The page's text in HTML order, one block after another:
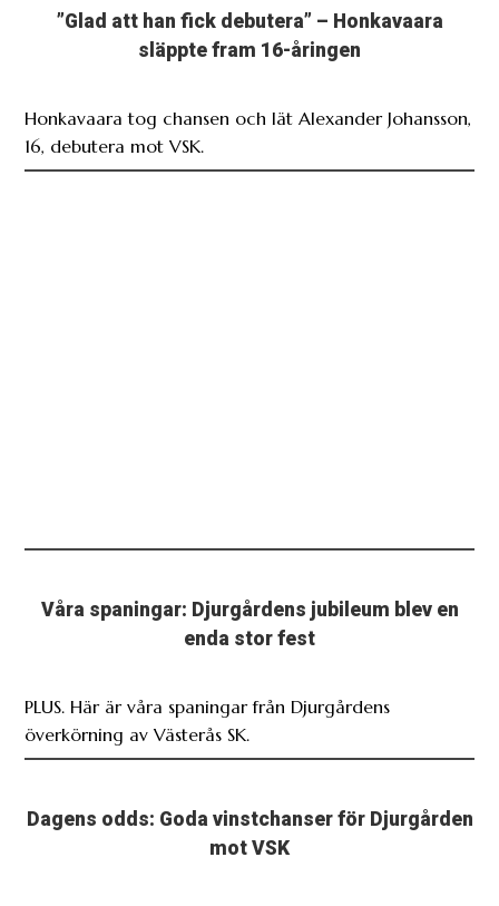
”Glad att han fick debutera” – Honkavaara
släppte fram 16-åringen
Honkavaara tog chansen och lät Alexander Johansson,
16, debutera mot VSK.
Våra spaningar: Djurgårdens jubileum blev en
enda stor fest
PLUS. Här är våra spaningar från Djurgårdens
överkörning av Västerås SK.
Dagens odds: Goda vinstchanser för Djurgården
mot VSK